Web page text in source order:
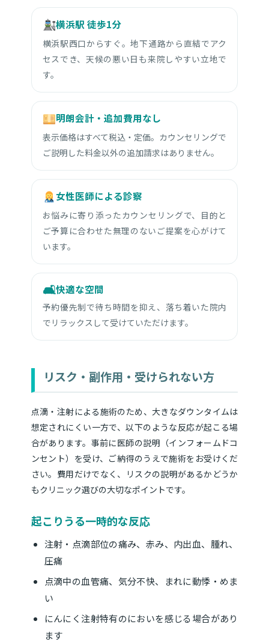
横浜駅 徒歩1分
横浜駅西口からすぐ。地下通路から直結でアク
セスでき、天候の悪い日も来院しやすい立地で
す。
明朗会計・追加費用なし
表示価格はすべて税込・定価。カウンセリングで
ご説明した料金以外の追加請求はありません。
女性医師による診察
お悩みに寄り添ったカウンセリングで、目的と
ご予算に合わせた無理のないご提案を心がけて
います。
🛋快適な空間
予約優先制で待ち時間を抑え、落ち着いた院内
でリラックスして受けていただけます。
リスク・副作用・受けられない方
点滴・注射による施術のため、大きなダウンタイムは
想定されにくい一方で、以下のような反応が起こる場
合があります。事前に医師の説明（インフォームドコ
ンセント）を受け、ご納得のうえで施術をお受けくだ
さい。費用だけでなく、リスクの説明があるかどうか
もクリニック選びの大切なポイントです。
起こりうる一時的な反応
注射・点滴部位の痛み、赤み、内出血、腫れ、
圧痛
点滴中の血管痛、気分不快、まれに動悸・めま
い
にんにく注射特有のにおいを感じる場合があり
ます